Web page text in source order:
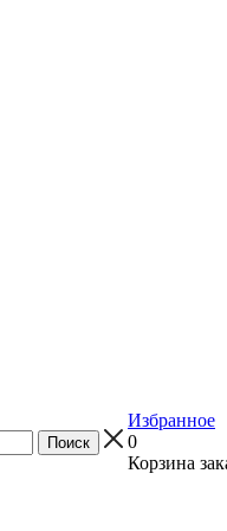
Избранное
0
Корзина